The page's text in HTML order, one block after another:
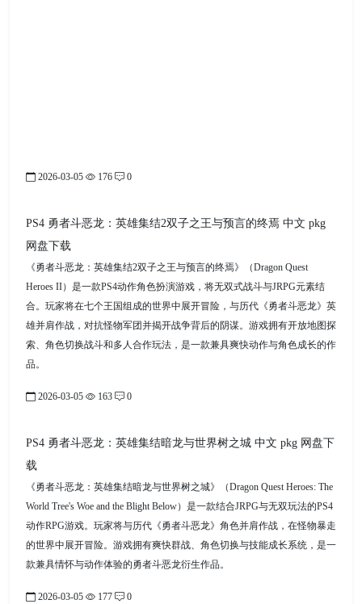
2026-03-05 176 0
PS4 勇者斗恶龙：英雄集结2双子之王与预言的终焉 中文 pkg
网盘下载
《勇者斗恶龙：英雄集结2双子之王与预言的终焉》（Dragon Quest
Heroes II）是一款PS4动作角色扮演游戏，将无双式战斗与JRPG元素结
合。玩家将在七个王国组成的世界中展开冒险，与历代《勇者斗恶龙》英
雄并肩作战，对抗怪物军团并揭开战争背后的阴谋。游戏拥有开放地图探
索、角色切换战斗和多人合作玩法，是一款兼具爽快动作与角色成长的作
品。
2026-03-05 163 0
PS4 勇者斗恶龙：英雄集结暗龙与世界树之城 中文 pkg 网盘下
载
《勇者斗恶龙：英雄集结暗龙与世界树之城》（Dragon Quest Heroes: The
World Tree's Woe and the Blight Below）是一款结合JRPG与无双玩法的PS4
动作RPG游戏。玩家将与历代《勇者斗恶龙》角色并肩作战，在怪物暴走
的世界中展开冒险。游戏拥有爽快群战、角色切换与技能成长系统，是一
款兼具情怀与动作体验的勇者斗恶龙衍生作品。
2026-03-05 177 0